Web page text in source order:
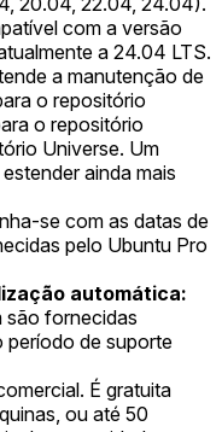
com a versão
a 24.04 LTS.
a manutenção de
o repositório
o repositório
Universe. Um
ainda mais
se com as datas de
pelo Ubuntu Pro
automática:
são fornecidas
de suporte
É gratuita
ou até 50